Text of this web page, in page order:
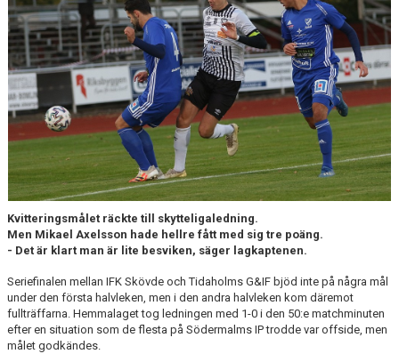
CUPER ARBETSBESKRIVNING
PLANSCHEMA
Kvitteringsmålet räckte till skytteligaledning.
Men Mikael Axelsson hade hellre fått med sig tre poäng.
- Det är klart man är lite besviken, säger lagkaptenen.
Seriefinalen mellan IFK Skövde och Tidaholms G&IF bjöd inte på några mål
under den första halvleken, men i den andra halvleken kom däremot
fullträffarna. Hemmalaget tog ledningen med 1-0 i den 50:e matchminuten
efter en situation som de flesta på Södermalms IP trodde var offside, men
målet godkändes.